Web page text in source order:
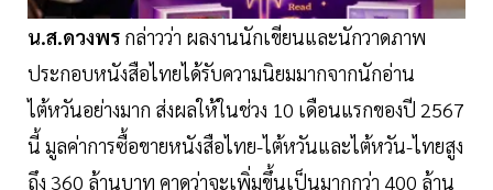
น.ส.ดวงพร กล่าวว่า ผลงานนักเขียนและนักวาดภาพ
ประกอบหนังสือไทยได้รับความนิยมมากจากนักอ่าน
ไต้หวันอย่างมาก ส่งผลให้ในช่วง 10 เดือนแรกของปี 2567
นี้ มูลค่าการซื้อขายหนังสือไทย-ไต้หวันและไต้หวัน-ไทยสูง
ถึง 360 ล้านบาท คาดว่าจะเพิ่มขึ้นเป็นมากกว่า 400 ล้าน